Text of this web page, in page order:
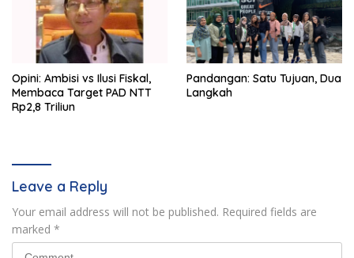
Opini: Ambisi vs Ilusi Fiskal,
Membaca Target PAD NTT
Rp2,8 Triliun
Pandangan: Satu Tujuan, Dua
Langkah
Leave a Reply
Your email address will not be published. Required fields are
marked *